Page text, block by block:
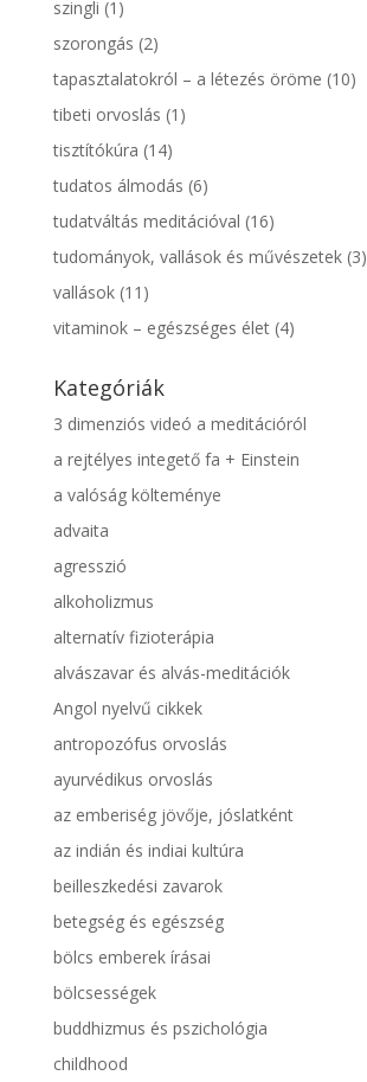
szingli (1)
szorongás (2)
tapasztalatokról – a létezés öröme (10)
tibeti orvoslás (1)
tisztítókúra (14)
tudatos álmodás (6)
tudatváltás meditációval (16)
tudományok, vallások és művészetek(3)
vallások(11)
vitaminok – egészséges élet(4)
Kategóriák
3 dimenziós videó a meditációról
a rejtélyes integető fa + Einstein
a valóság költeménye
advaita
agresszió
alkoholizmus
alternatív fizioterápia
alvászavar és alvás-meditációk
Angol nyelvű cikkek
antropozófus orvoslás
ayurvédikus orvoslás
az emberiség jövője, jóslatként
az indián és indiai kultúra
beilleszkedési zavarok
betegség és egészség
bölcs emberek írásai
bölcsességek
buddhizmus és pszichológia
childhood